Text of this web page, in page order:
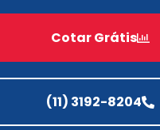
Portão
Enrolar
Aldeia –
Portão
Enrolar
Cotar Grátis
(11) 3192-8204